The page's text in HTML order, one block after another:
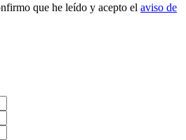
que he leído y acepto el aviso de